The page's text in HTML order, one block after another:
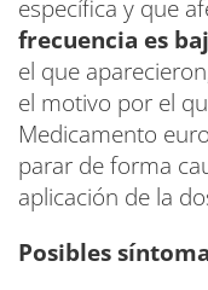
específica y que
frecuencia es
el que
el motivo por el
Medicamento
parar de forma
aplicación de la
Posibles